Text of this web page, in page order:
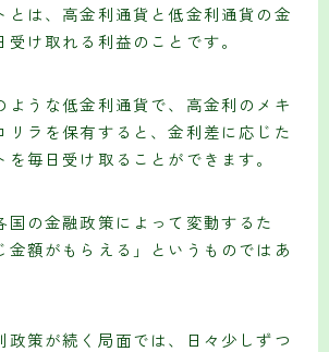
とは、高金利通貨と低金利通貨の金
け取れる利益のことです。
ような低金利通貨で、高金利のメキ
リラを保有すると、金利差に応じた
毎日受け取ることができます。
国の金融政策によって変動するた
金額がもらえる」というものではあ
政策が続く局面では、日々少しずつ